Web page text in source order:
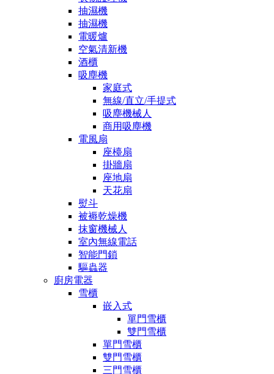
抽濕機
抽濕機
電暖爐
空氣清新機
酒櫃
吸塵機
家庭式
無線/直立/手提式
吸塵機械人
商用吸塵機
電風扇
座檯扇
掛牆扇
座地扇
天花扇
熨斗
被褥乾燥機
抹窗機械人
室內無線電話
智能門鎖
驅蟲器
廚房電器
雪櫃
嵌入式
單門雪櫃
雙門雪櫃
單門雪櫃
雙門雪櫃
三門雪櫃